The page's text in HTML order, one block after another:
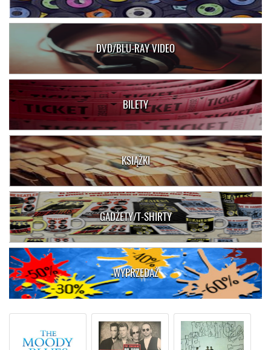
DVD/BLU-RAY VIDEO
BILETY
KSIĄŻKI
GADŻETY/T-SHIRTY
WYPRZEDAŻ